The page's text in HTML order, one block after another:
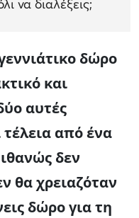
να διαλέξεις;
δώρο
και
αυτές
από ένα
δεν
θα χρειαζόταν
δώρο για τη